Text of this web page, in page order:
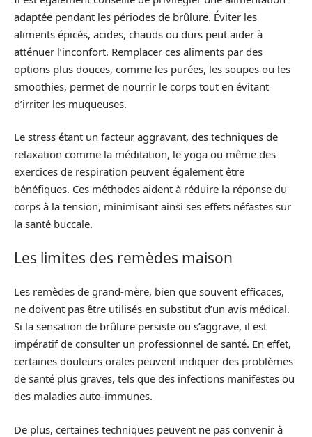
adaptée pendant les périodes de brûlure. Éviter les
aliments épicés, acides, chauds ou durs peut aider à
atténuer l’inconfort. Remplacer ces aliments par des
options plus douces, comme les purées, les soupes ou les
smoothies, permet de nourrir le corps tout en évitant
d’irriter les muqueuses.
Le stress étant un facteur aggravant, des techniques de
relaxation comme la méditation, le yoga ou même des
exercices de respiration peuvent également être
bénéfiques. Ces méthodes aident à réduire la réponse du
corps à la tension, minimisant ainsi ses effets néfastes sur
la santé buccale.
Les limites des remèdes maison
Les remèdes de grand-mère, bien que souvent efficaces,
ne doivent pas être utilisés en substitut d’un avis médical.
Si la sensation de brûlure persiste ou s’aggrave, il est
impératif de consulter un professionnel de santé. En effet,
certaines douleurs orales peuvent indiquer des problèmes
de santé plus graves, tels que des infections manifestes ou
des maladies auto-immunes.
De plus, certaines techniques peuvent ne pas convenir à